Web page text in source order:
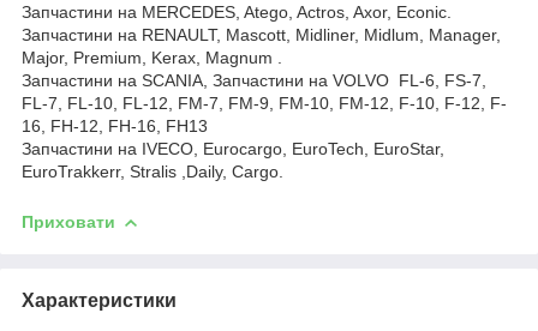
Запчастини на MERCEDES, Atego, Actros, Axor, Econic.
Запчастини на RENAULT, Mascott, Midliner, Midlum, Manager,
Major, Premium, Kerax, Magnum .
Запчастини на SCANIA, Запчастини на VOLVO FL-6, FS-7,
FL-7, FL-10, FL-12, FM-7, FM-9, FM-10, FM-12, F-10, F-12, F-
16, FH-12, FH-16, FH13
Запчастини на IVECO, Eurocargo, EuroTech, EuroStar,
EuroTrakkerr, Stralis ,Daily, Cargo.
Приховати
Характеристики